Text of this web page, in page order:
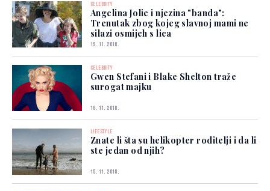
CELEBRITY
Angelina Jolie i njezina "banda":
Trenutak zbog kojeg slavnoj mami ne
silazi osmijeh s lica
19. 11. 2018.
CELEBRITY
Gwen Stefani i Blake Shelton traže
surogat majku
16. 11. 2018.
LIFESTYLE
Znate li šta su helikopter roditelji i da li
ste jedan od njih?
15. 11. 2018.